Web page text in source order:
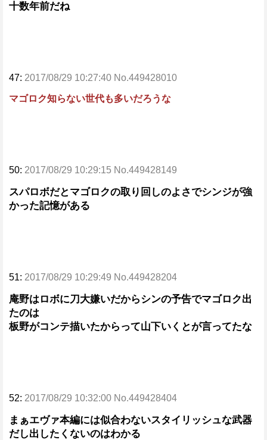
十数年前だね
47: 2017/08/29 10:27:40 No.449428010
マゴロク知らない世代も多いだろうな
50: 2017/08/29 10:29:15 No.449428149
スパロボだとマゴロクの取り回しのよさでシンジが強
かった記憶がある
51: 2017/08/29 10:29:49 No.449428204
庵野はロボに刀大嫌いだからシンの予告でマゴロク出
たのは
板野がコンテ描いたからって山下いくとが言ってたな
52: 2017/08/29 10:32:00 No.449428404
まぁエヴァ本編には似合わないスタイリッシュな武器
だし出したくないのはわかる